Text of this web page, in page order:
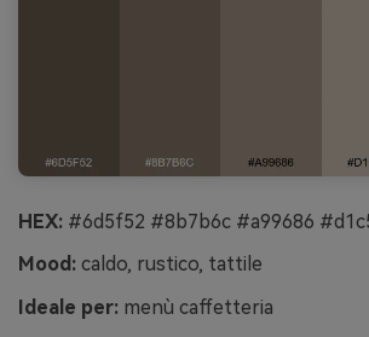
HEX: #6d5f52 #8b7b6c #a99686
Mood: caldo, rustico, tattile
Ideale per: menù caffetteria